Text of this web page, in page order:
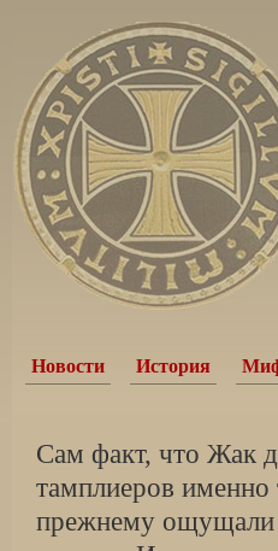
Новости История
Сам факт, что Жак
тамплиеров
прежнему ощущали